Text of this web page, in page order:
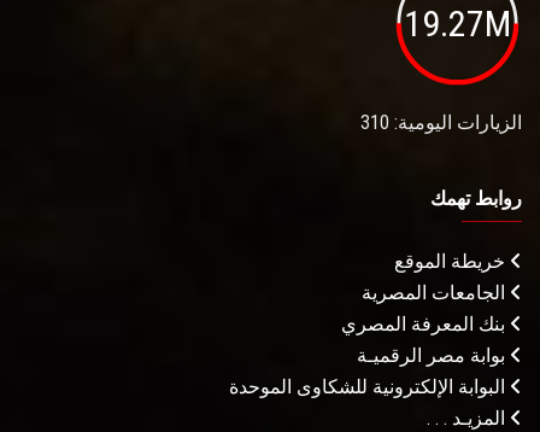
19.27M
الزيارات اليومية: 310
روابط تهمك
خريطة الموقع
الجامعات المصرية
بنك المعرفة المصري
بوابة مصر الرقميـة
البوابة الإلكترونية للشكاوى الموحدة
المزيـد . . .